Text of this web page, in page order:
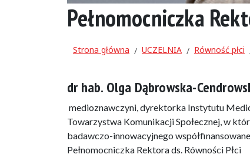
Pełnomocniczka
Strona główna UCZELNIA Równość płci
dr hab. Olga Dąbrowska-
medioznawczyni, dyrektorka Instytutu
Towarzystwa Komunikacji Społecznej, w
badawczo-innowacyjnego
Pełnomocniczka Rektora ds. Równości Płci